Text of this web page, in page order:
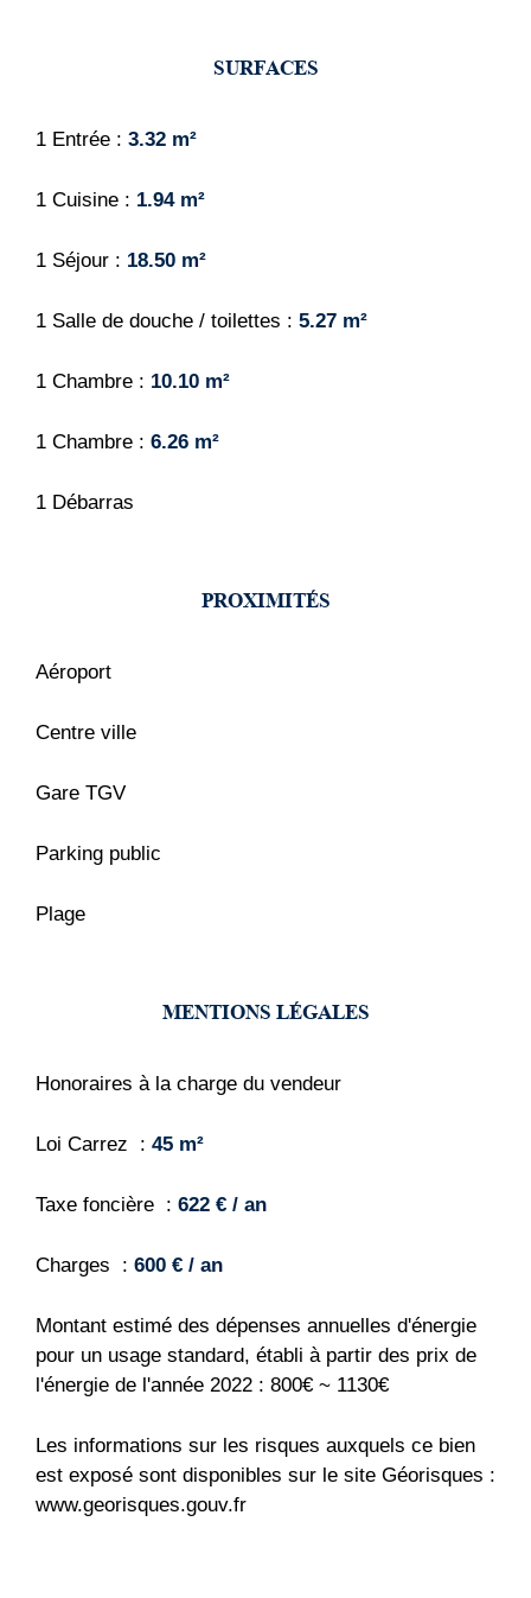
SURFACES
1 Entrée 3.32 m²
1 Cuisine 1.94 m²
1 Séjour 18.50 m²
1 Salle de douche / toilettes 5.27 m²
1 Chambre 10.10 m²
1 Chambre 6.26 m²
1 Débarras
PROXIMITÉS
Aéroport
Centre ville
Gare TGV
Parking public
Plage
MENTIONS LÉGALES
Honoraires à la charge du vendeur
Loi Carrez 45 m²
Taxe foncière 622 € / an
Charges 600 € / an
Montant estimé des dépenses annuelles d'énergie
pour un usage standard, établi à partir des prix de
l'énergie de l'année 2022 : 800€ ~ 1130€
Les informations sur les risques auxquels ce bien
est exposé sont disponibles sur le site Géorisques :
www.georisques.gouv.fr